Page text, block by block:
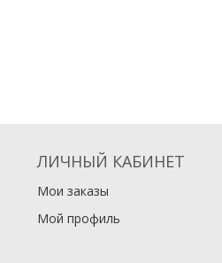
ЛИЧНЫЙ КАБИНЕТ
Мои заказы
Мой профиль